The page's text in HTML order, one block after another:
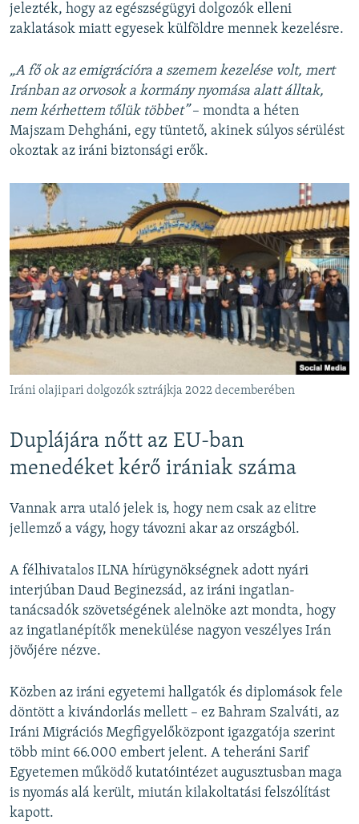
jelezték, hogy az egészségügyi dolgozók elleni
zaklatások miatt egyesek külföldre mennek kezelésre.
„A fő ok az emigrációra a szemem kezelése volt, mert
Iránban az orvosok a kormány nyomása alatt álltak,
nem kérhettem tőlük többet”– mondta a héten
Majszam Dehgháni, egy tüntető, akinek súlyos sérülést
okoztak az iráni biztonsági erők.
Iráni olajipari dolgozók sztrájkja 2022 decemberében
Duplájára nőtt az EU-ban
menedéket kérő irániak száma
Vannak arra utaló jelek is, hogy nem csak az elitre
jellemző a vágy, hogy távozni akar az országból.
A félhivatalos ILNA hírügynökségnek adott nyári
interjúban Daud Beginezsád, az iráni ingatlan-
tanácsadók szövetségének alelnöke azt mondta, hogy
az ingatlanépítők menekülése nagyon veszélyes Irán
jövőjére nézve.
Közben az iráni egyetemi hallgatók és diplomások fele
döntött a kivándorlás mellett – ez Bahram Szalváti, az
Iráni Migrációs Megfigyelőközpont igazgatója szerint
több mint 66.000 embert jelent. A teheráni Sarif
Egyetemen működő kutatóintézet augusztusban maga
is nyomás alá került, miután kilakoltatási felszólítást
kapott.